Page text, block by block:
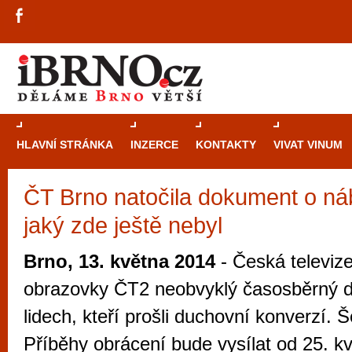
HLAVNÍ STRÁNKA INZERCE KONTAKTY VIVAT VINUM
ČT Brno natočila dokument o
jaký zde ještě nebyl
Brno, 13. května 2014- Česká
obrazovky ČT2 neobvyklý časosběrný
lidech, kteří prošli duchovní konverzí.
Příběhy obrácení bude vysílat od 25.
Průvodce
automaty
Brno je
zajímavé
restaurace,
Mimo jiné je ale také místem, kde si